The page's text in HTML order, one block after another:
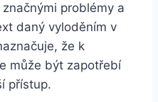
problémy a
daný vyloděním v
že k
může být zapotřebí
přístup.